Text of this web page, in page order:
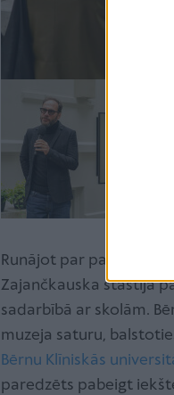
Runājot par paredzamo
Zajančkauska stāstīja
sadarbībā ar skolām.
muzeja saturu,
Bērnu Klīniskās
paredzēts pabeigt